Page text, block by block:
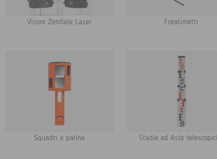
Visore Zenitale Laser Freatimetri
Squadri e paline Stadie ed Aste